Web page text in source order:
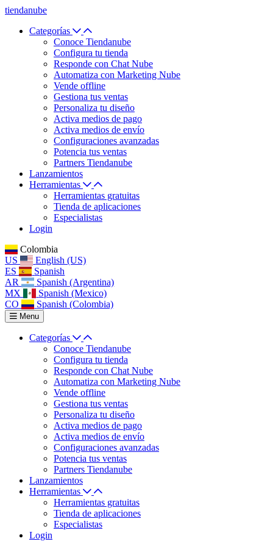
tiendanube
Categorías
Conoce Tiendanube
Configura tu tienda
Responde con Chat Nube
Automatiza con Marketing Nube
Vende offline
Gestiona tus ventas
Personaliza tu diseño
Activa medios de pago
Activa medios de envío
Configuraciones avanzadas
Potencia tus ventas
Partners Tiendanube
Lanzamientos
Herramientas
Herramientas gratuitas
Tienda de aplicaciones
Especialistas
Login
Colombia
US
English (US)
ES
Spanish
AR
Spanish (Argentina)
MX
Spanish (Mexico)
CO
Spanish (Colombia)
Menu
Categorías
Conoce Tiendanube
Configura tu tienda
Responde con Chat Nube
Automatiza con Marketing Nube
Vende offline
Gestiona tus ventas
Personaliza tu diseño
Activa medios de pago
Activa medios de envío
Configuraciones avanzadas
Potencia tus ventas
Partners Tiendanube
Lanzamientos
Herramientas
Herramientas gratuitas
Tienda de aplicaciones
Especialistas
Login